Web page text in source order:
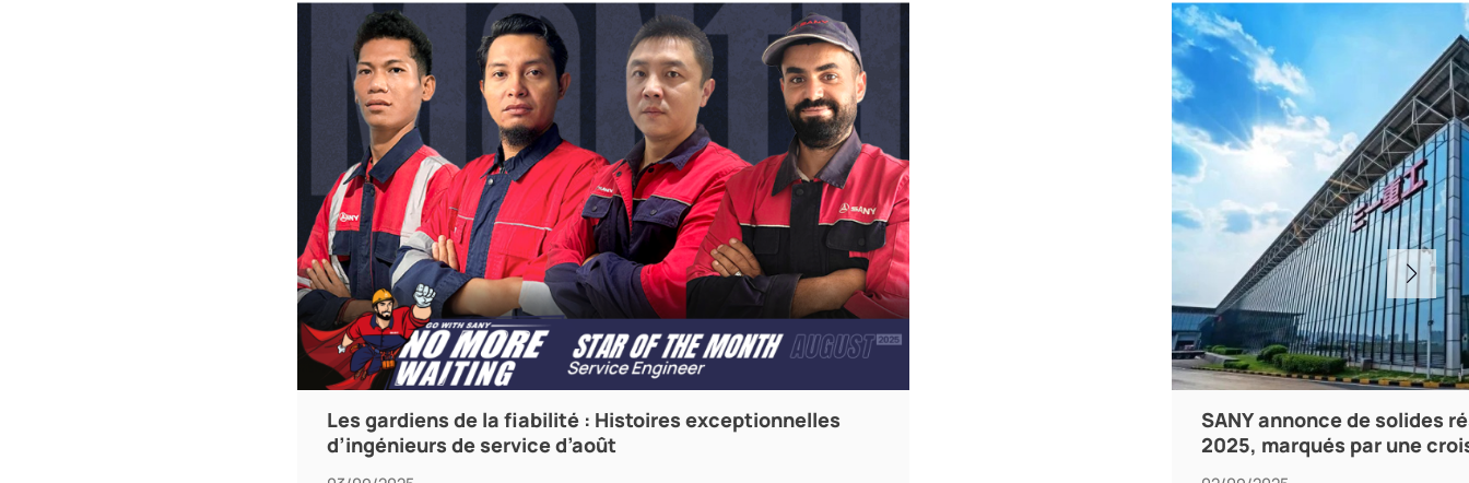
Les gardiens de la fiabilité : Histoires exceptionnelles
d’ingénieurs de service d’août
SANY annonce de solides
2025, marqués par une